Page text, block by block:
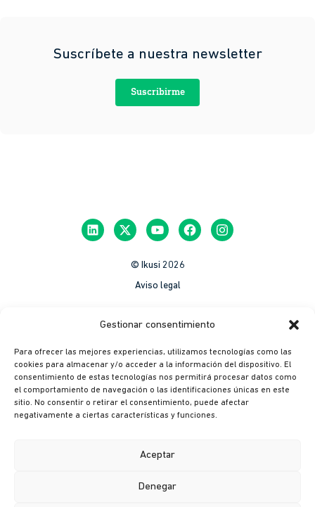
Gestionar consentimiento
Para ofrecer las mejores experiencias, utilizamos tecnologías como las
cookies para almacenar y/o acceder a la información del dispositivo. El
consentimiento de estas tecnologías nos permitirá procesar datos como
el comportamiento de navegación o las identificaciones únicas en este
sitio. No consentir o retirar el consentimiento, puede afectar
negativamente a ciertas características y funciones.
Aceptar
Denegar
Suscríbete a nuestra newsletter
Suscribirme
© Ikusi 2026
Aviso legal
Política de Privacidad
México
Colombia
México
Canal ético